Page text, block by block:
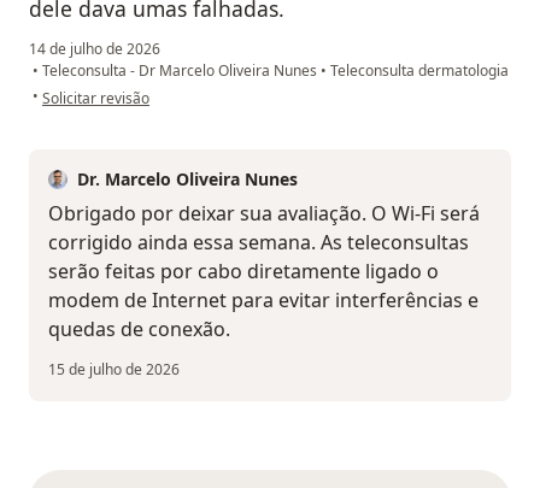
dele dava umas falhadas.
14 de julho de 2026
• Teleconsulta - Dr Marcelo Oliveira Nunes • Teleconsulta dermatologia
• na opinião do utilizador EAAG
Solicitar revisão
Dr. Marcelo Oliveira Nunes
Obrigado por deixar sua avaliação. O Wi-Fi será
corrigido ainda essa semana. As teleconsultas
serão feitas por cabo diretamente ligado o
modem de Internet para evitar interferências e
quedas de conexão.
15 de julho de 2026